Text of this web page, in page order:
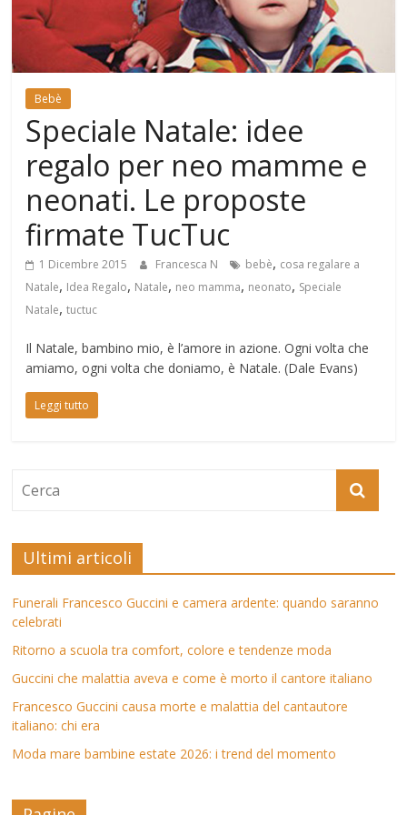
Mondo
Bebè
Speciale Natale: idee
regalo per neo mamme e
neonati. Le proposte
firmate TucTuc
1 Dicembre 2015 Francesca N bebè, cosa regalare a
Natale, Idea Regalo, Natale, neo mamma, neonato, Speciale
Natale,tuctuc
Il Natale, bambino mio, è l’amore in azione. Ogni volta che
amiamo, ogni volta che doniamo, è Natale. (Dale Evans)
Leggi tutto
Ultimi articoli
Funerali Francesco Guccini e camera ardente: quando saranno
celebrati
Ritorno a scuola tra comfort, colore e tendenze moda
Guccini che malattia aveva e come è morto il cantore italiano
Francesco Guccini causa morte e malattia del cantautore
italiano: chi era
Moda mare bambine estate 2026: i trend del momento